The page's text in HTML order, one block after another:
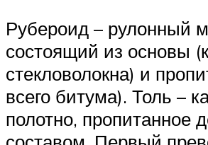
Рубероид – рулонный
состоящий из основы
стекловолокна) и
всего битума). Толь –
полотно, пропитанное